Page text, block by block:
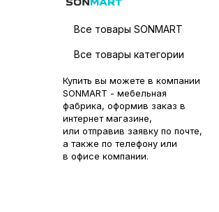
Все товары SONMART
Все товары категории
Купить вы можете в компании
SONMART - мебельная
фабрика, оформив заказ в
интернет магазине,
или отправив заявку по почте,
а также по телефону или
в офисе компании.